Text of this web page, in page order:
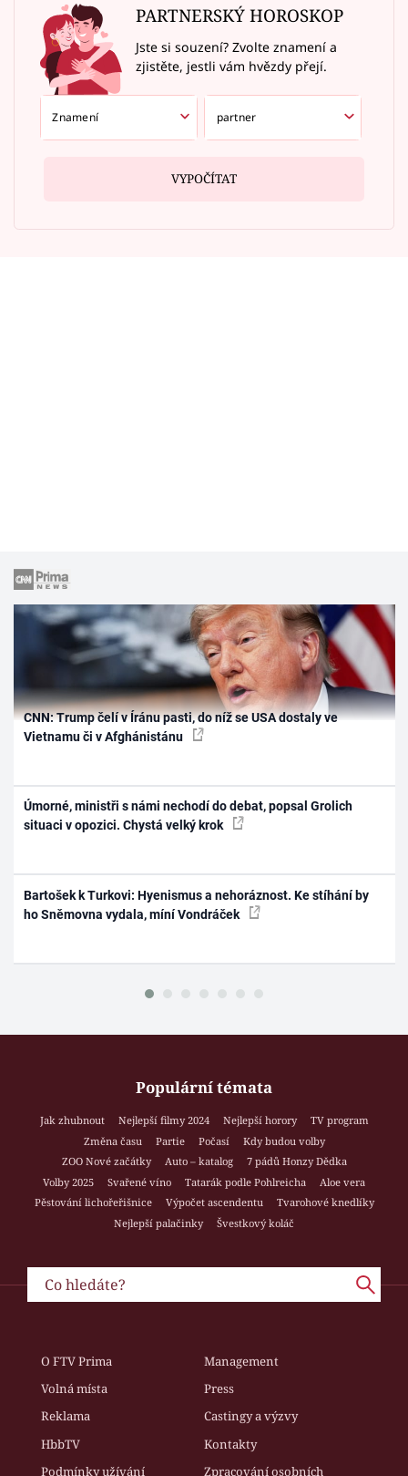
PARTNERSKÝ HOROSKOP
Jste si souzení? Zvolte znamení a
zjistěte, jestli vám hvězdy přejí.
VYPOČÍTAT
CNN: Trump čelí v Íránu pasti, do níž se USA dostaly ve
Vietnamu či v Afghánistánu
Úmorné, ministři s námi nechodí do debat, popsal Grolich
situaci v opozici. Chystá velký krok
Bartošek k Turkovi: Hyenismus a nehoráznost. Ke stíhání by
ho Sněmovna vydala, míní Vondráček
Populární témata
Jak zhubnout Nejlepší filmy 2024 Nejlepší horory
TV program
Změna času
Partie Počasí
Kdy budou volby
ZOO Nové začátky
Auto – katalog
7 pádů Honzy Dědka
Volby 2025
Svařené víno Tatarák podle Pohlreicha
Aloe vera
Pěstování lichořeřišnice
Výpočet ascendentu
Tvarohové knedlíky
Nejlepší palačinky
Švestkový koláč
O FTV Prima
Management
Volná místa
Press
Reklama
Castingy a výzvy
HbbTV
Kontakty
Podmínky užívání
Zpracování osobních